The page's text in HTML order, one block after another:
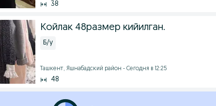
38
Койлак 48размер кийилган.
Б/у
Ташкент, Яшнабадский район - Сегодня в 12:25
48